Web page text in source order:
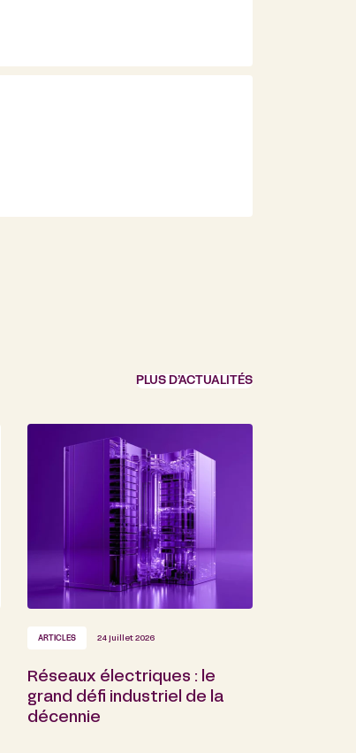
PLUS D’ACTUALITÉS
ARTICLES 24 juillet 2026
Réseaux électriques : le
grand défi industriel de la
décennie